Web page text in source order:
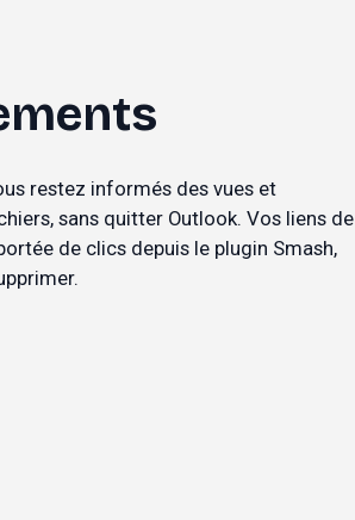
restez informés des vues et
sans quitter Outlook. Vos liens de
de clics depuis le plugin Smash,